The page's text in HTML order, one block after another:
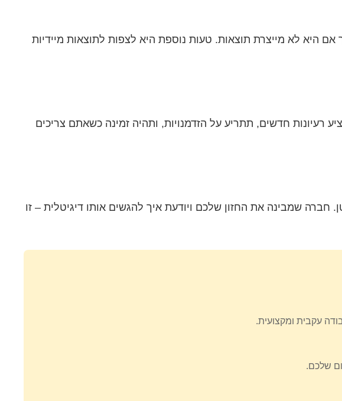
היא לא מייצרת תוצאות. טעות נוספת היא לצפות לתוצאות מיידיות
חדשים, תתריע על הזדמנויות, ותהיה זמינה כשאתם צריכים
שמבינה את החזון שלכם ויודעת איך להגשים אותו דיגיטלית – זו
שלכם.